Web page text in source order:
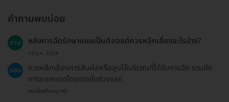
คำถามพบบ่อย
ถาม หลังการฉีดรักษาแผลเป็นคีลอยด์ควรหลีกเลี่ยงอะไรบ้าง?
19 ธ.ค. 2024
ตอบ
ควรหลีกเลี่ยงการสัมผัสหรือลูบไล้บริเวณที่ได้รับการฉีด รวมถึง
การออกแดดโดยตรงในช่วงแรก
ตอบโดยทีมงาน HD